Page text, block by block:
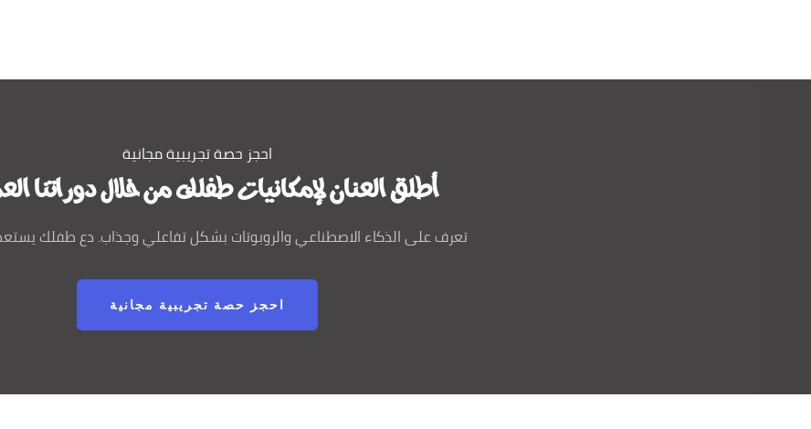
احجز حصة تجريبية مجانية
أطلق العنان لإمكانيات طفلك من خلال دوراتنا
تعرف على الذكاء الاصطناعي والروبوتات بشكل تفاعلي وجذاب. دع طفلك
احجز حصة تجريبية مجانية